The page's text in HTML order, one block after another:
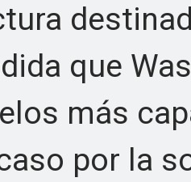
que
más
por la